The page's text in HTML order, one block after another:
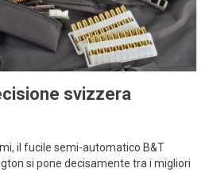
svizzera
il fucile semi-automatico B&T
si pone decisamente tra i migliori